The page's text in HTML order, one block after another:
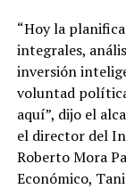
“Hoy la
integrales,
inversión
voluntad
aquí”, dijo el
el director del
Roberto Mora
Económico,